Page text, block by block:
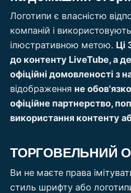
Логотипи є власністю
компаній і
ілюстративною метою. Ці
до контенту LiveTube, а
офіційні домовленості з
відображення не
офіційне партнерство,
використання контенту
ТОРГОВЕЛЬНИЙ
Ви не маєте права
стиль шрифту або